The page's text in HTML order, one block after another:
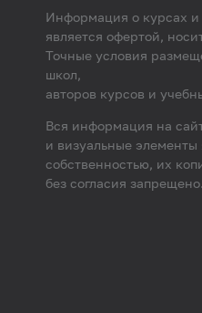
Информация о курсах
является офертой,
Точные условия
школ,
авторов курсов и
Вся информация на
и визуальные элементы
собственностью, их
без согласия запрещено.